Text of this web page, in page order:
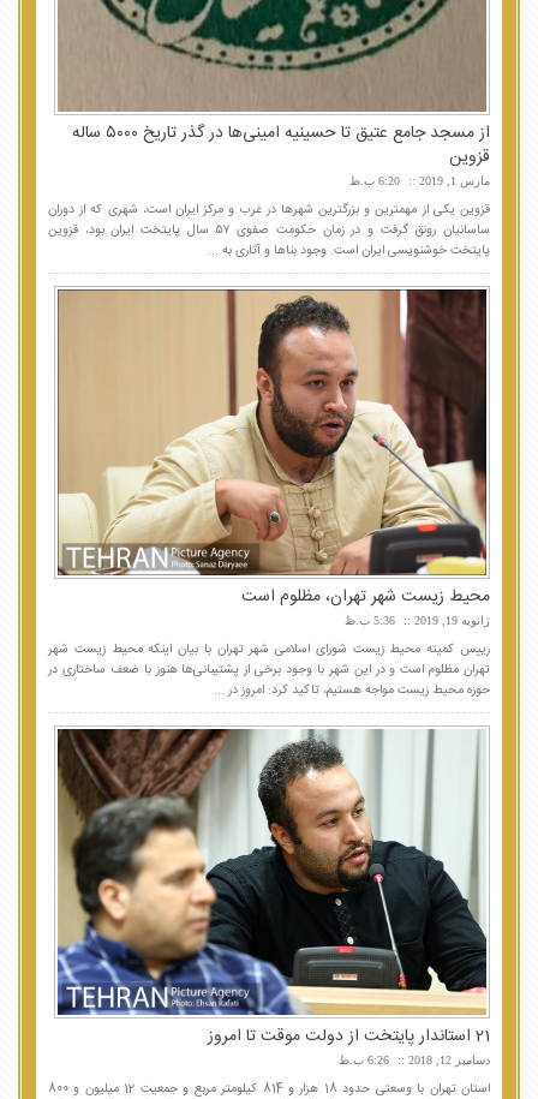
از مسجد جامع عتیق تا حسینیه امینی‌ها در گذر تاریخ ۵٠٠٠ ساله
قزوین
مارس 1, 2019 6:20 ب.ظ
قزوین یکی از مهمترین و بزرگترین شهرها در غرب و مرکز ایران است، شهری که از دوران
ساسانیان رونق گرفت و در زمان حکومت صفوی ۵۷ سال پایتخت ایران بود، قزوین
پایتخت خوشنویسی ایران است. وجود بناها و آثاری به ...
محیط زیست شهر تهران، مظلوم است
ژانویه 19, 2019 5:36 ب.ظ
رییس کمیته محیط زیست شورای اسلامی شهر تهران با بیان اینکه محیط زیست شهر
تهران مظلوم است و در این شهر با وجود برخی از پشتیبانی‌ها هنوز با ضعف ساختاری در
حوزه محیط زیست مواجه هستیم، تاکید کرد: امروز در ...
21 استاندار پایتخت از دولت موقت تا امروز
دسامبر 12, 2018 6:26 ب.ظ
استان تهران با وسعتی حدود 18 هزار و 814 کیلومتر مربع و جمعیت 12 میلیون و 800